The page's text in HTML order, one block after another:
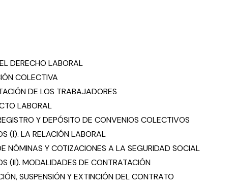
DERECHO LABORAL
COLECTIVA
DE LOS TRABAJADORES
LABORAL
Y DEPÓSITO DE CONVENIOS COLECTIVOS
(I). LA RELACIÓN LABORAL
NÓMINAS Y COTIZACIONES A LA SEGURIDAD SOCIAL
(II). MODALIDADES DE CONTRATACIÓN
SUSPENSIÓN Y EXTINCIÓN DEL CONTRATO